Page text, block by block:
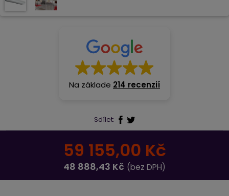
Sdílet:
59 155,00 Kč
48 888,43 Kč (bez DPH)
Na základe 214 recenzií